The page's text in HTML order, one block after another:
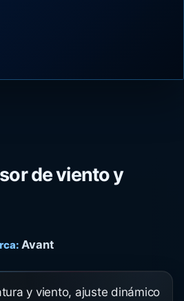
de viento y
Avant
y viento, ajuste dinámico